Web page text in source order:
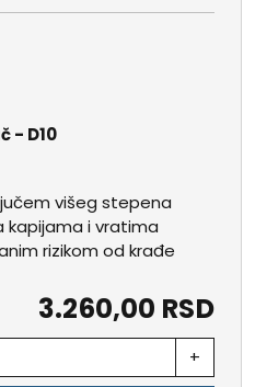
- D10
višeg stepena
kapijama i vratima
rizikom od krađe
3.260,00 RSD
+